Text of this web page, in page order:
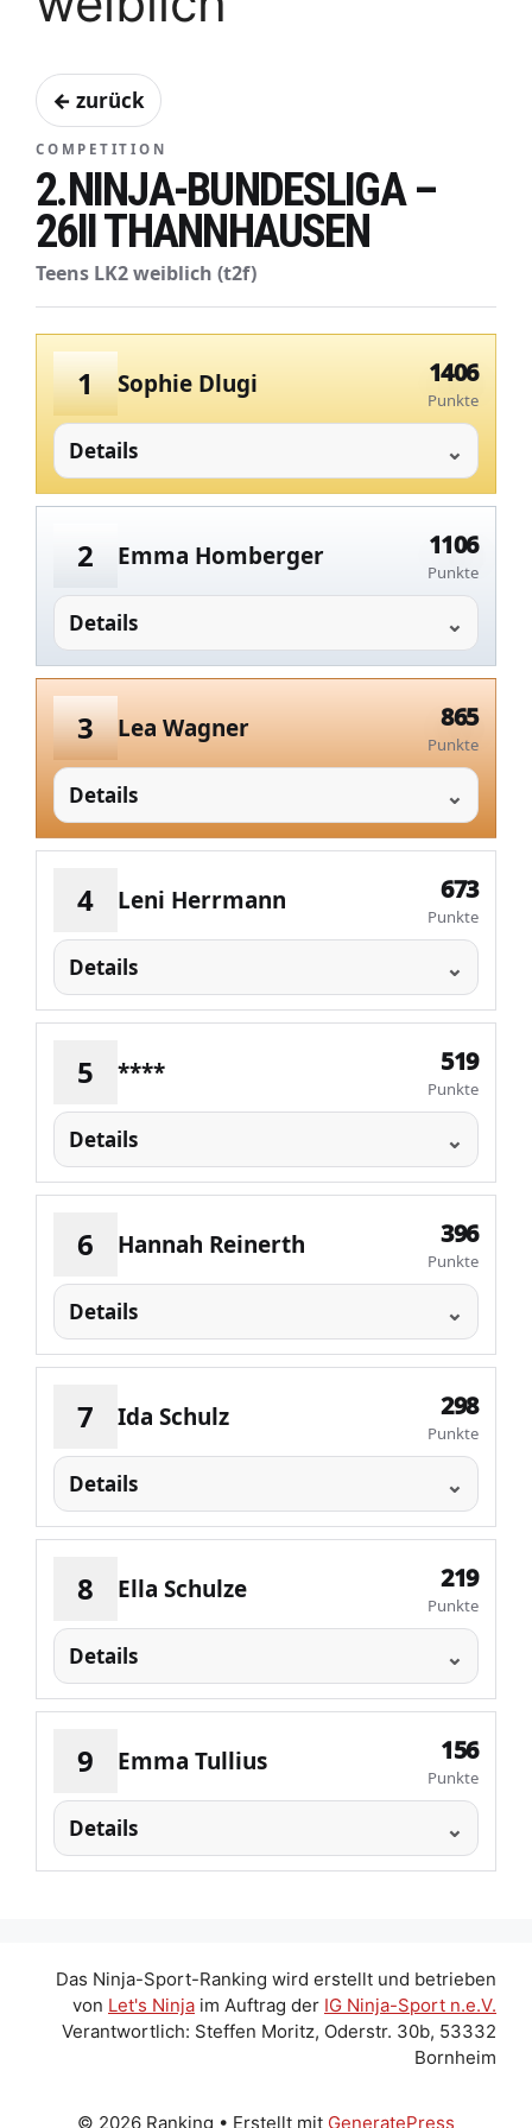
← zurück
COMPETITION
2.NINJA-BUNDESLIGA –
26II THANNHAUSEN
Teens LK2 weiblich (t2f)
1 Sophie Dlugi 1406
Punkte
Details
2 Emma Homberger 1106
Punkte
Details
3 Lea Wagner 865
Punkte
Details
4 Leni Herrmann 673
Punkte
Details
5 **** 519
Punkte
Details
6 Hannah Reinerth 396
Punkte
Details
7 Ida Schulz 298
Punkte
Details
8 Ella Schulze 219
Punkte
Details
9 Emma Tullius 156
Punkte
Details
Das Ninja-Sport-Ranking wird erstellt und betrieben
von Let's Ninja im Auftrag der IG Ninja-Sport n.e.V.
Verantwortlich: Steffen Moritz, Oderstr. 30b, 53332
Bornheim
© 2026 Ranking • Erstellt mit GeneratePress